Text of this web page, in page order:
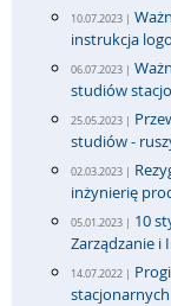
10.07.2023 |
instrukcja
06.07.2023 |
studiów
25.05.2023 |
studiów -
02.03.2023 |
inżynierię
05.01.2023 | 10
Zarządzanie i
14.07.2022 |
stacjonarnych